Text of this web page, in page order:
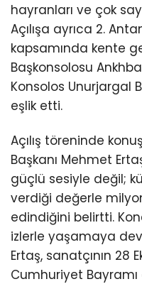
hayranları ve çok
Açılışa ayrıca 2.
kapsamında kente
Başkonsolosu
Konsolos Unurjargal
eşlik etti.
Açılış töreninde
Başkanı Mehmet
güçlü sesiyle değil;
verdiği değerle
edindiğini belirtti.
izlerle yaşamaya
Ertaş, sanatçının 28
Cumhuriyet